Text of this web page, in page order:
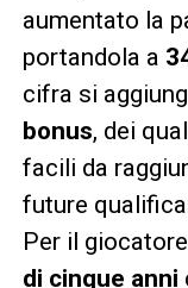
aumentato la
portandola a
cifra si
bonus, dei
facili da
future
Per il
di cinque anni